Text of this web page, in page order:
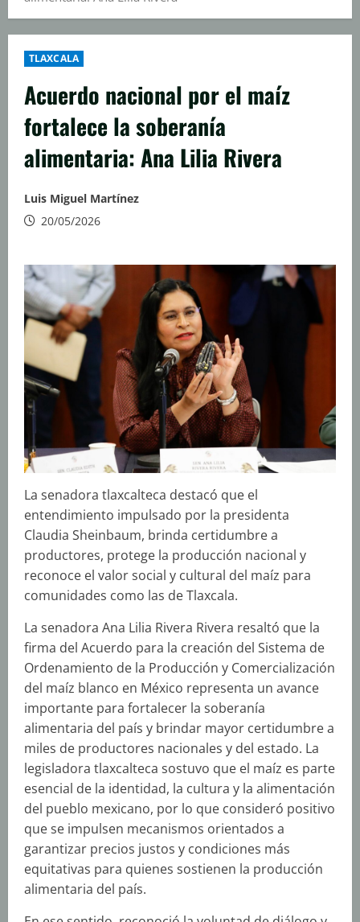
TLAXCALA
Acuerdo nacional por el maíz
fortalece la soberanía
alimentaria: Ana Lilia Rivera
Luis Miguel Martínez
20/05/2026
La senadora tlaxcalteca destacó que el
entendimiento impulsado por la presidenta
Claudia Sheinbaum, brinda certidumbre a
productores, protege la producción nacional y
reconoce el valor social y cultural del maíz para
comunidades como las de Tlaxcala.
La senadora Ana Lilia Rivera Rivera resaltó que la
firma del Acuerdo para la creación del Sistema de
Ordenamiento de la Producción y Comercialización
del maíz blanco en México representa un avance
importante para fortalecer la soberanía
alimentaria del país y brindar mayor certidumbre a
miles de productores nacionales y del estado. La
legisladora tlaxcalteca sostuvo que el maíz es parte
esencial de la identidad, la cultura y la alimentación
del pueblo mexicano, por lo que consideró positivo
que se impulsen mecanismos orientados a
garantizar precios justos y condiciones más
equitativas para quienes sostienen la producción
alimentaria del país.